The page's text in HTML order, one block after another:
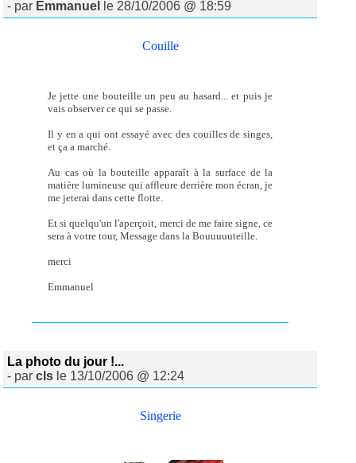
- par Emmanuel le 28/10/2006 @ 18:59
Couille
Je jette une bouteille un peu au hasard... et puis je
vais observer ce qui se passe.
Il y en a qui ont essayé avec des couilles de singes,
et ça a marché.
Au cas où la bouteille apparaît à la surface de la
matière lumineuse qui affleure derrière mon écran, je
me jeterai dans cette flotte.
Et si quelqu'un l'aperçoit, merci de me faire signe, ce
sera à votre tour, Message dans la Bouuuuuteille.
merci
Emmanuel
La photo du jour !...
- parcls le 13/10/2006 @ 12:24
Singerie